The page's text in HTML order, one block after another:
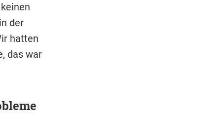
der
hatten
das war